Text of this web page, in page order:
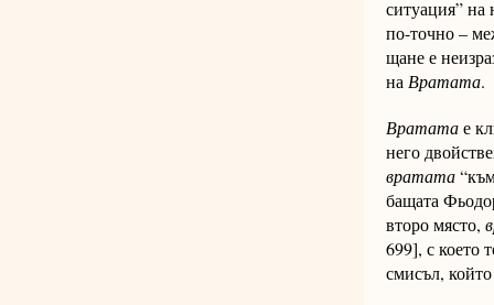
ситуация” на
по-точ­но –
щане е
на Вра­тата.
Врататае
него
вра­тата
бащата
второ мя­сто,
699], с което
смисъл,